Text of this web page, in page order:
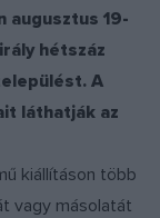
augusztus 19-
hétszáz
A
láthatják az
kiállításon több
vagy másolatát